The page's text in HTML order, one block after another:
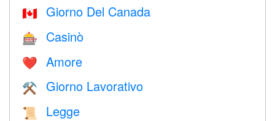
🇨🇦 Giorno Del Canada
🎰 Casinò
❤️️ Amore
⚒️ Giorno Lavorativo
📜 Legge